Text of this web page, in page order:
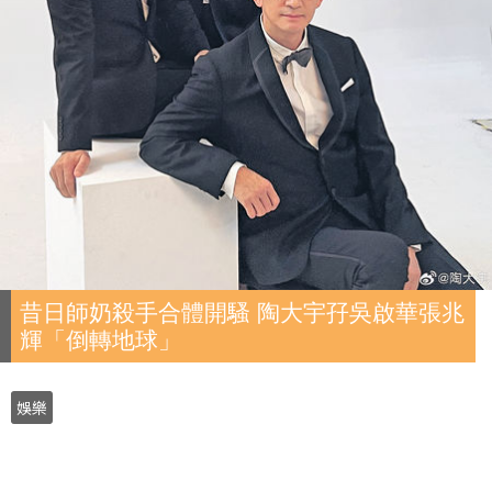
昔日師奶殺手合體開騷 陶大宇孖吳啟華張兆
輝「倒轉地球」
娛樂